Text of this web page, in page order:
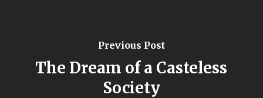
Previous Post
The Dream of a Casteless
Society